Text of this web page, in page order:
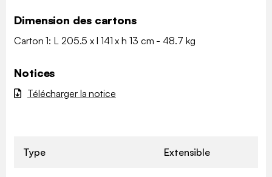
Dimension des cartons
Carton 1: L 205.5 x l 141 x h 13 cm - 48.7 kg
Notices
Télécharger la notice
Type Extensible